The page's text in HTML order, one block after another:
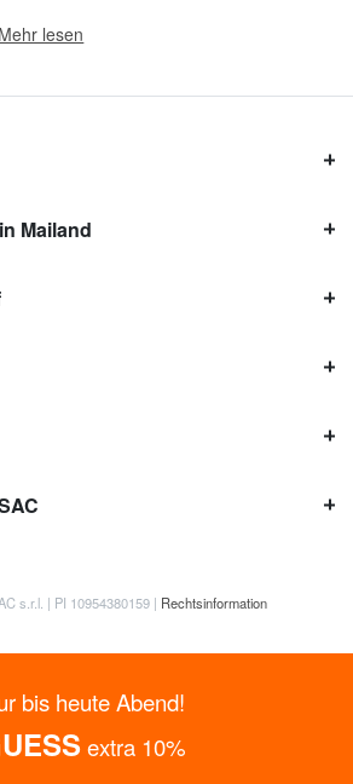
Mehr lesen
Mailand
s.r.l. | PI 10954380159 | Rechtsinformation
bis heute Abend!
extra 10%